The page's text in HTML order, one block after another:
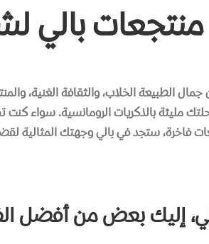
بالي
الخلاب، والثقافة الغنية،
بالذكريات الرومانسية. سواء كنت
فاخرة، ستجد في بالي وجهتك المثالية
إليك بعض من أفضل